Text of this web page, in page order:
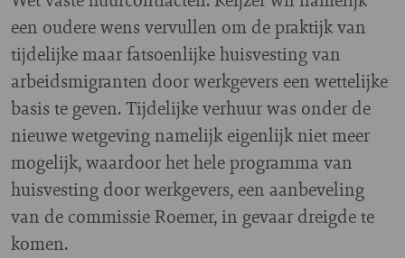
een oudere wens vervullen om de praktijk van
tijdelijke maar fatsoenlijke huisvesting van
arbeidsmigranten door werkgevers een wettelijke
basis te geven. Tijdelijke verhuur was onder de
nieuwe wetgeving namelijk eigenlijk niet meer
mogelijk, waardoor het hele programma van
huisvesting door werkgevers, een aanbeveling
van de commissie Roemer, in gevaar dreigde te
komen.